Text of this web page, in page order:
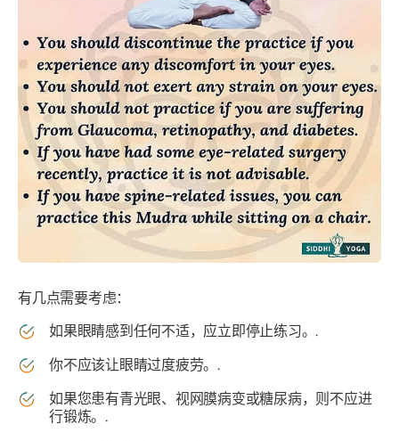
有几点需要考虑：
如果眼睛感到任何不适，应立即停止练习。.
你不应该让眼睛过度疲劳。.
如果您患有青光眼、视网膜病变或糖尿病，则不应进
行锻炼。.